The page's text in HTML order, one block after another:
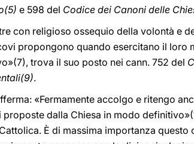
e 598 del Codice dei Canoni delle
con religioso ossequio della volontà e
propongono quando esercitano il loro
trova il suo posto nei cann. 752 del
.
«Fermamente accolgo e ritengo
dalla Chiesa in modo
È di massima importanza questo